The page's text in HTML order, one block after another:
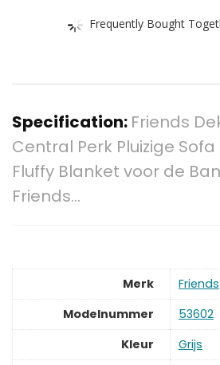
Frequently Bought
Specification: Friends
Central Perk Pluizige
Fluffy Blanket voor de
Friends…
Merk
‎Friends
Modelnummer
‎53602
Kleur
‎Grijs